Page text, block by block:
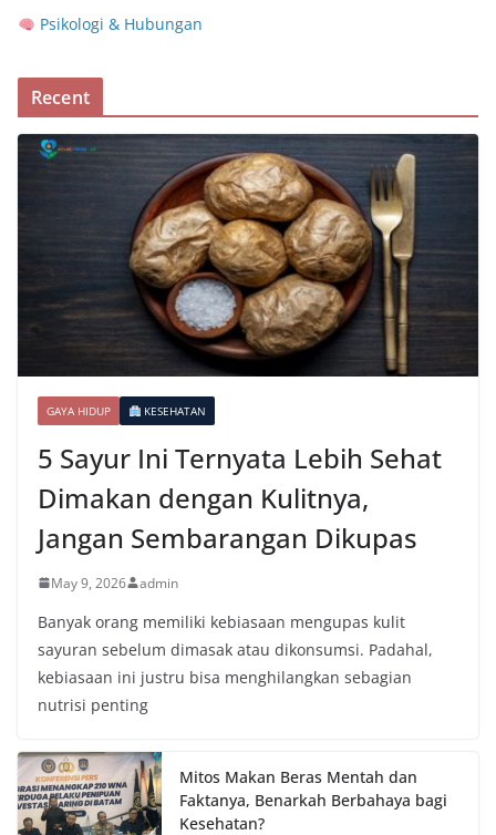
Psikologi & Hubungan
Recent
GAYA HIDUP KESEHATAN
5 Sayur Ini Ternyata Lebih Sehat
Dimakan dengan Kulitnya,
Jangan Sembarangan Dikupas
May 9, 2026 admin
Banyak orang memiliki kebiasaan mengupas kulit
sayuran sebelum dimasak atau dikonsumsi. Padahal,
kebiasaan ini justru bisa menghilangkan sebagian
nutrisi penting
Mitos Makan Beras Mentah dan
Faktanya, Benarkah Berbahaya bagi
Kesehatan?